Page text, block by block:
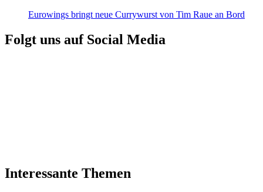
Eurowings bringt neue Currywurst von Tim Raue an Bord
Folgt uns auf Social Media
Interessante Themen